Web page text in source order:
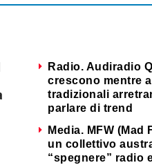
Radio. Audiradio
crescono mentre
tradizionali
parlare di trend
Media. MFW
un collettivo
“spegnere” radio